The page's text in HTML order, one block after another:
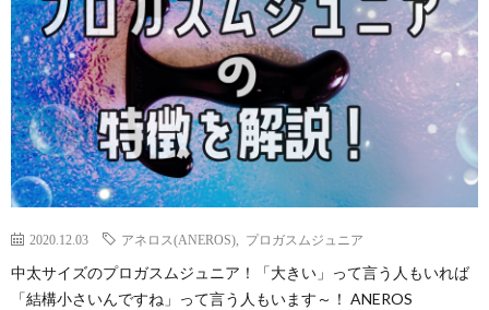
2020.12.03 アネロス(ANEROS) プロガスムジュニア
中太サイズのプロガスムジュニア！「大きい」って言う人もいれば
「結構小さいんですね」って言う人もいます～！ ANEROS